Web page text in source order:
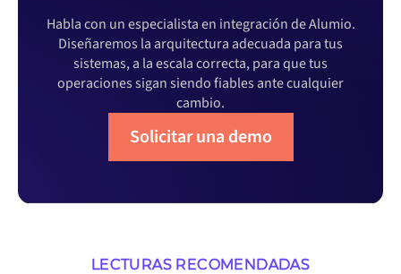
Habla con un especialista en integración de Alumio.
Diseñaremos la arquitectura adecuada para tus
sistemas, a la escala correcta, para que tus
operaciones sigan siendo fiables ante cualquier
cambio.
Solicitar una demo
LECTURAS RECOMENDADAS